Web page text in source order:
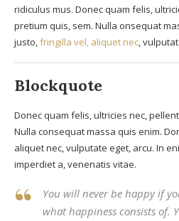
ridiculus mus. Donec quam felis,
pretium quis, sem. Nulla onsequat
justo,fringilla vel, aliquet nec,
Blockquote
Donec quam felis, ultricies nec,
Nulla consequat massa quis enim.
aliquet nec, vulputate eget, arcu. In
imperdiet a, venenatis vitae.
You will never be happy if
what happiness consists of.